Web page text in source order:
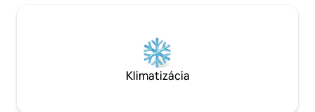
Klimatizácia